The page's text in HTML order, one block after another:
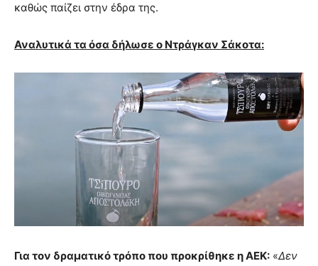
καθώς παίζει στην έδρα της.
Αναλυτικά τα όσα δήλωσε ο Ντράγκαν Σάκοτα:
Για τον δραματικό τρόπο που προκρίθηκε η ΑΕΚ: «Δεν